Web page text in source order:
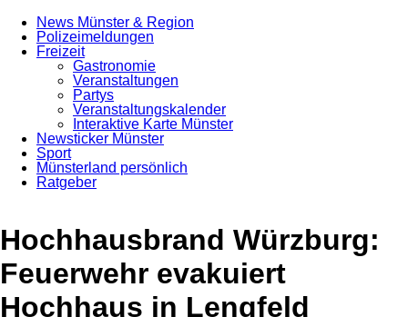
News Münster & Region
Polizeimeldungen
Freizeit
Gastronomie
Veranstaltungen
Partys
Veranstaltungskalender
Interaktive Karte Münster
Newsticker Münster
Sport
Münsterland persönlich
Ratgeber
Hochhausbrand Würzburg:
Feuerwehr evakuiert
Hochhaus in Lengfeld